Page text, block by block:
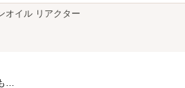
オイル リアクター
…